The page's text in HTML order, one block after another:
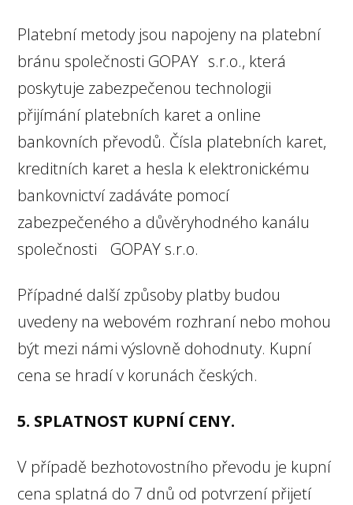
Platební metody jsou napojeny na platební
bránu společnosti GOPAY s.r.o., která
poskytuje zabezpečenou technologii
přijímání platebních karet a online
bankovních převodů. Čísla platebních karet,
kreditních karet a hesla k elektronickému
bankovnictví zadáváte pomocí
zabezpečeného a důvěryhodného kanálu
společnosti GOPAY s.r.o.
Případné další způsoby platby budou
uvedeny na webovém rozhraní nebo mohou
být mezi námi výslovně dohodnuty. Kupní
cena se hradí v korunách českých.
5. SPLATNOST KUPNÍ CENY.
V případě bezhotovostního převodu je kupní
cena splatná do 7 dnů od potvrzení přijetí